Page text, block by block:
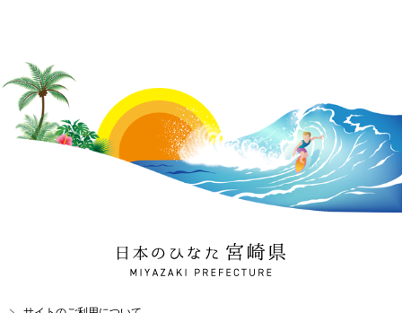
日本のひなた 宮崎県
MIYAZAKI PREFECTURE